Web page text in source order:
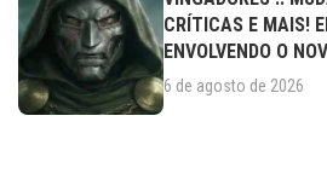
CRÍTICAS E MAIS!
ENVOLVENDO O
6 de agosto de 2026